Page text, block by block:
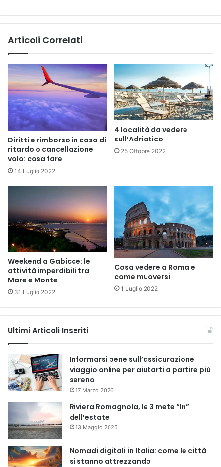
Articoli Correlati
Diritti e rimborso in caso di
ritardo o cancellazione
volo: cosa fare
14 Luglio 2022
4 località da vedere
sull’Adriatico
25 Ottobre 2022
Weekend a Gabicce: le
attività imperdibili tra
Mare e Monte
31 Luglio 2022
Cosa vedere a Roma e
come muoversi
1 Luglio 2022
Ultimi Articoli Inseriti
Informarsi bene sull’assicurazione
viaggio online per aiutarti a partire più
sereno
17 Marzo 2026
Riviera Romagnola, le 3 mete “In”
dell’estate
13 Maggio 2025
Nomadi digitali in Italia: come le città
si stanno attrezzando